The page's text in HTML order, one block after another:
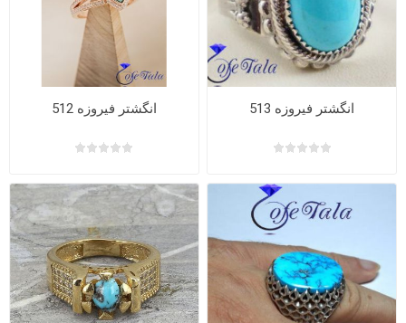
انگشتر فیروزه 512 انگشتر فیروزه 513